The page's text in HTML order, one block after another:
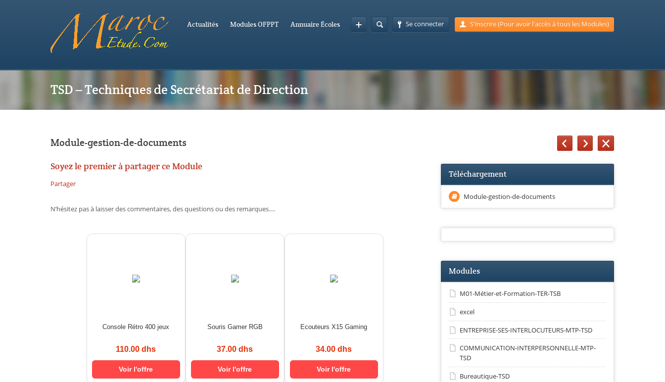
Se connecter S'inscrire (Pour avoir l'accès à tous les Modules)
Actualités Modules OFPPT Annuaire Écoles
TSD – Techniques de Secrétariat de Direction
Module-gestion-de-documents
Soyez le premier à partager ce Module
Partager
N’hésitez pas à laisser des commentaires, des questions ou des remarques….
Console Rétro 400 jeux
110.00 dhs
Voir l'offre
Souris Gamer RGB
37.00 dhs
Voir l'offre
Ecouteurs X15 Gaming
34.00 dhs
Voir l'offre
Téléchargement
Module-gestion-de-documents
Modules
M01-Métier-et-Formation-TER-TSB
excel
ENTREPRISE-SES-INTERLOCUTEURS-MTP-TSD
COMMUNICATION-INTERPERSONNELLE-MTP-
TSD
Bureautique-TSD